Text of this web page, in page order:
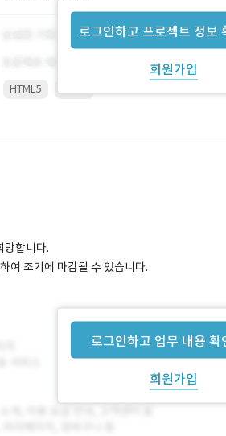
로그인하고 프로젝트 정보
회원가입
HTML5
로그인하고 업무 내용 확
회원가입
망합니다.
여 조기에 마감될 수 있습니다.